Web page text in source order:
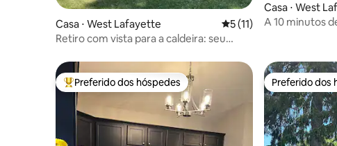
Casa ⋅ West Lafayette 5 de uma avaliação
5 (11)
Retiro com vista para a caldeira: seu
Casa ⋅ West
A 10 minutos
Entre os melhores preferidos dos hóspedes
Preferido dos hóspedes Preferido dos
Preferido dos